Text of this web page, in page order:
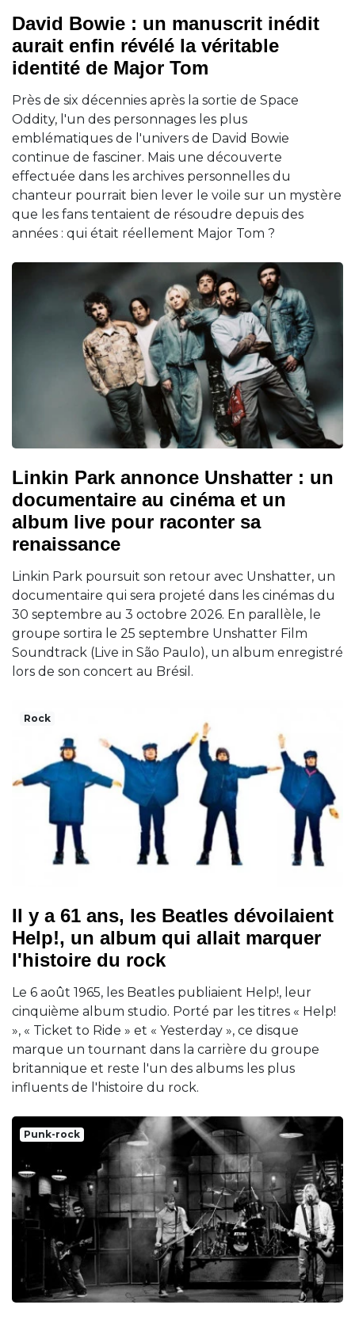
David Bowie : un manuscrit inédit
aurait enfin révélé la véritable
identité de Major Tom
Près de six décennies après la sortie de Space
Oddity, l'un des personnages les plus
emblématiques de l'univers de David Bowie
continue de fasciner. Mais une découverte
effectuée dans les archives personnelles du
chanteur pourrait bien lever le voile sur un mystère
que les fans tentaient de résoudre depuis des
années : qui était réellement Major Tom ?
Linkin Park annonce Unshatter : un
documentaire au cinéma et un
album live pour raconter sa
renaissance
Linkin Park poursuit son retour avec Unshatter, un
documentaire qui sera projeté dans les cinémas du
30 septembre au 3 octobre 2026. En parallèle, le
groupe sortira le 25 septembre Unshatter Film
Soundtrack (Live in São Paulo), un album enregistré
lors de son concert au Brésil.
Rock
Il y a 61 ans, les Beatles dévoilaient
Help!, un album qui allait marquer
l'histoire du rock
Le 6 août 1965, les Beatles publiaient Help!, leur
cinquième album studio. Porté par les titres « Help!
», « Ticket to Ride » et « Yesterday », ce disque
marque un tournant dans la carrière du groupe
britannique et reste l'un des albums les plus
influents de l'histoire du rock.
Punk-rock